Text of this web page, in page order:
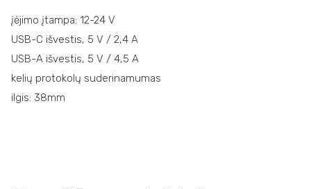
įėjimo įtampa: 12-24 V
USB-C išvestis, 5 V / 2,4 A
USB-A išvestis, 5 V / 4,5 A
kelių protokolų suderinamumas
ilgis: 38mm